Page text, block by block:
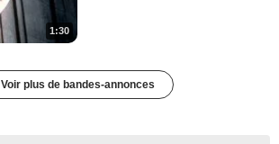
1:30
Voir plus de bandes-annonces